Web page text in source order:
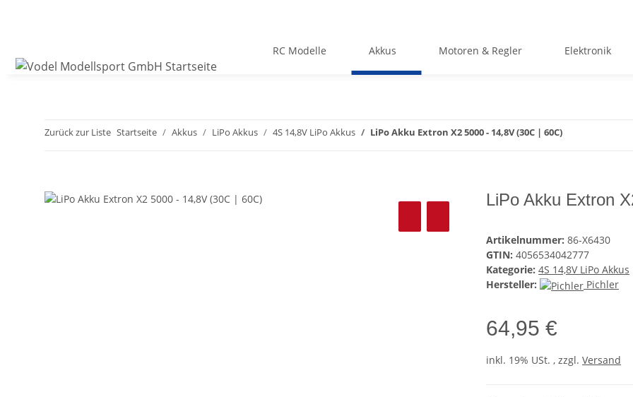
RC Modelle Akkus Motoren & Regler Elektronik
Zurück zur Liste Startseite Akkus LiPo Akkus 4S 14,8V LiPo Akkus LiPo Akku Extron X2 5000 - 14,8V (30C | 60C)
LiPo Akku Extron
Artikelnummer: 86-X6430
GTIN: 4056534042777
Kategorie: 4S 14,8V LiPo Akkus
Hersteller:
Pichler
64,95 €
inkl. 19% USt. , zzgl. Versand